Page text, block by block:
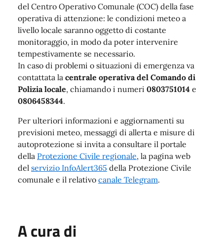
del Centro Operativo Comunale (COC) della fase
operativa di attenzione: le condizioni meteo a
livello locale saranno oggetto di costante
monitoraggio, in modo da poter intervenire
tempestivamente se necessario.
In caso di problemi o situazioni di emergenza va
contattata la centrale operativa del Comando di
Polizia locale, chiamando i numeri 0803751014 e
0806458344.
Per ulteriori informazioni e aggiornamenti su
previsioni meteo, messaggi di allerta e misure di
autoprotezione si invita a consultare il portale
della Protezione Civile regionale, la pagina web
del servizio InfoAlert365 della Protezione Civile
comunale e il relativo canale Telegram.
A cura di